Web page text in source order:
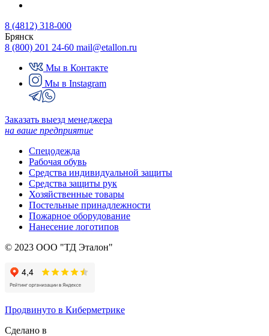
8 (4812) 318-000
Брянск
8 (800) 201 24-60 mail@etallon.ru
Мы в Контакте
Мы в Instagram
Заказать выезд менеджера
на ваше предприятие
Спецодежда
Рабочая обувь
Средства индивидуальной защиты
Средства защиты рук
Хозяйственные товары
Постельные принадлежности
Пожарное оборудование
Нанесение логотипов
© 2023 ООО "ТД Эталон"
Продвинуто в Киберметрике
Сделано в